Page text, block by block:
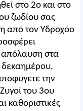
στο 2ο και στο
ζωδίου σας
από τον Υδροχόο
απόλαυση στα
δεκαημέρου,
την
του 3ου
καθοριστικές